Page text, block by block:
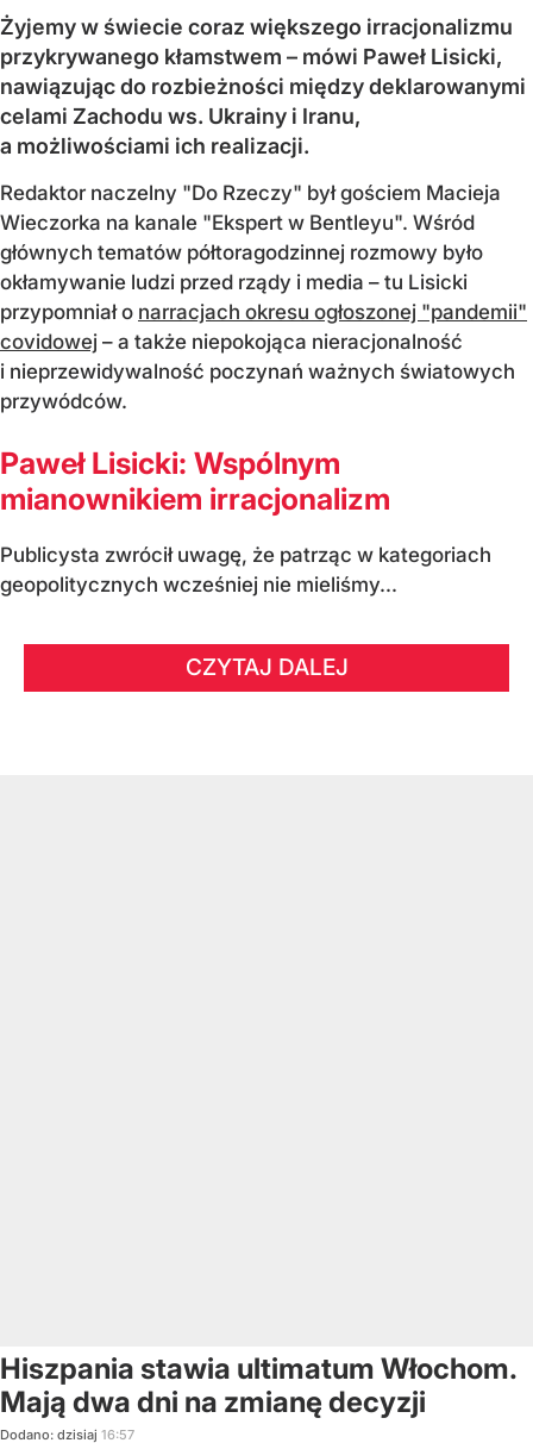
Żyjemy w świecie coraz większego irracjonalizmu
przykrywanego kłamstwem – mówi Paweł Lisicki,
nawiązując do rozbieżności między deklarowanymi
celami Zachodu ws. Ukrainy i Iranu,
a możliwościami ich realizacji.
Redaktor naczelny "Do Rzeczy" był gościem Macieja
Wieczorka na kanale "Ekspert w Bentleyu". Wśród
głównych tematów półtoragodzinnej rozmowy było
okłamywanie ludzi przed rządy i media – tu Lisicki
przypomniał o narracjach okresu ogłoszonej "pandemii"
covidowej – a także niepokojąca nieracjonalność
i nieprzewidywalność poczynań ważnych światowych
przywódców.
Paweł Lisicki: Wspólnym
mianownikiem irracjonalizm
Publicysta zwrócił uwagę, że patrząc w kategoriach
geopolitycznych wcześniej nie mieliśmy...
CZYTAJ DALEJ
Hiszpania stawia ultimatum Włochom.
Mają dwa dni na zmianę decyzji
Dodano: dzisiaj 16:57